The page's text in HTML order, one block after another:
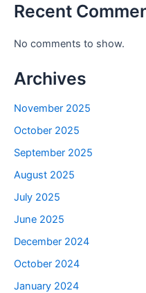
Recent
No comments to show.
Archives
November 2025
October 2025
September 2025
August 2025
July 2025
June 2025
December 2024
October 2024
January 2024